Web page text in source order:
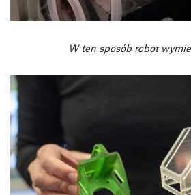
W ten sposób robot